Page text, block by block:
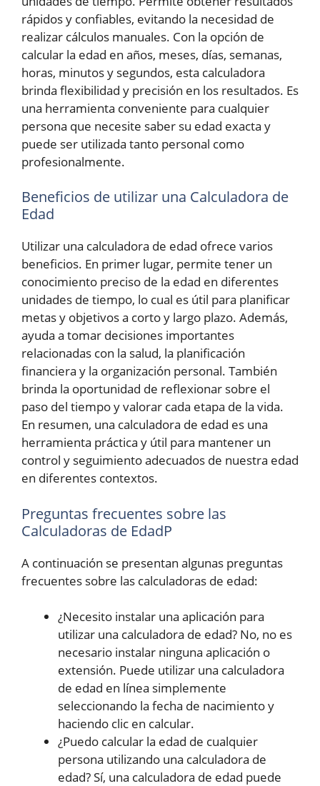
rápidos y confiables, evitando la necesidad de
realizar cálculos manuales. Con la opción de
calcular la edad en años, meses, días, semanas,
horas, minutos y segundos, esta calculadora
brinda flexibilidad y precisión en los resultados. Es
una herramienta conveniente para cualquier
persona que necesite saber su edad exacta y
puede ser utilizada tanto personal como
profesionalmente.
Beneficios de utilizar una Calculadora de
Edad
Utilizar una calculadora de edad ofrece varios
beneficios. En primer lugar, permite tener un
conocimiento preciso de la edad en diferentes
unidades de tiempo, lo cual es útil para planificar
metas y objetivos a corto y largo plazo. Además,
ayuda a tomar decisiones importantes
relacionadas con la salud, la planificación
financiera y la organización personal. También
brinda la oportunidad de reflexionar sobre el
paso del tiempo y valorar cada etapa de la vida.
En resumen, una calculadora de edad es una
herramienta práctica y útil para mantener un
control y seguimiento adecuados de nuestra edad
en diferentes contextos.
Preguntas frecuentes sobre las
Calculadoras de EdadP
A continuación se presentan algunas preguntas
frecuentes sobre las calculadoras de edad:
¿Necesito instalar una aplicación para
utilizar una calculadora de edad? No, no es
necesario instalar ninguna aplicación o
extensión. Puede utilizar una calculadora
de edad en línea simplemente
seleccionando la fecha de nacimiento y
haciendo clic en calcular.
¿Puedo calcular la edad de cualquier
persona utilizando una calculadora de
edad? Sí, una calculadora de edad puede